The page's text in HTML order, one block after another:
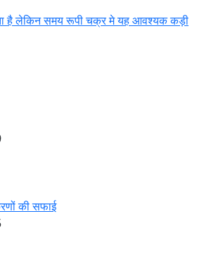
है लेकिन समय रूपी चक्र मे यह आवश्यक कड़ी
की सफाई